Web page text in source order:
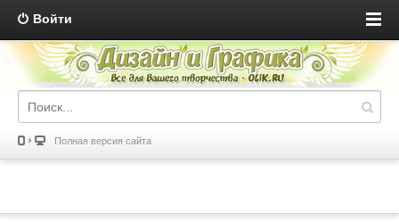
Войти
Полная версия сайта